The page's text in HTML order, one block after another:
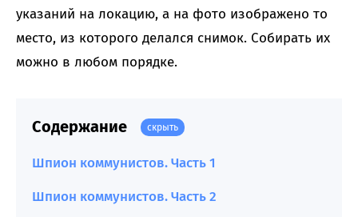
указаний на локацию, а на фото изображено то
место, из которого делался снимок. Собирать их
можно в любом порядке.
Содержание скрыть
Шпион коммунистов. Часть 1
Шпион коммунистов. Часть 2